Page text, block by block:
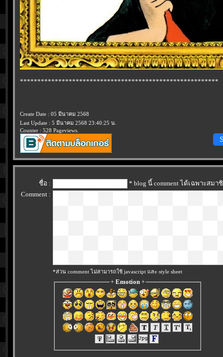
*********************************************************
Create Date : 05 มีนาคม 2568
Last Update : 5 มีนาคม 2568 23:40:25 น.
Counter : 528 Pageviews.
ชื่อ :
* blog นี้ comment ได้เฉพาะสมา
Comment :
*ส่วน comment ไม่สามารถใช้ javascript และ style sheet
+ Emotion+